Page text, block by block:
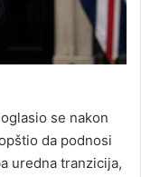
se nakon
da podnosi
uredna tranzicija,